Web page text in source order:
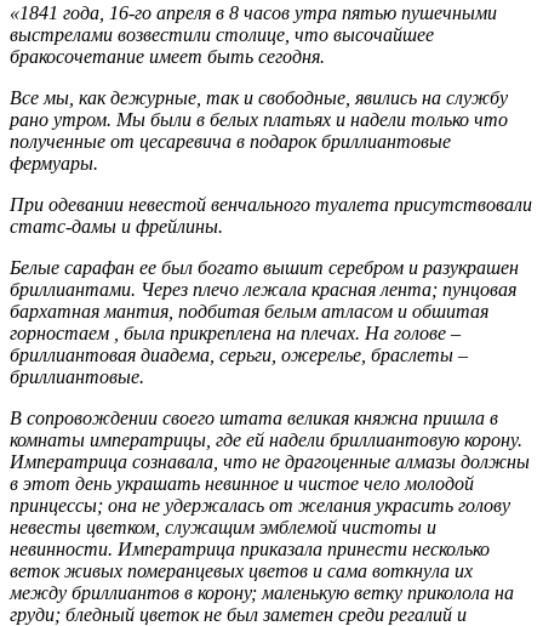
«1841 года, 16-го апреля в 8 часов утра пятью пушечными
выстрелами возвестили столице, что высочайшее
бракосочетание имеет быть сегодня.
Все мы, как дежурные, так и свободные, явились на службу
рано утром. Мы были в белых платьях и надели только что
полученные от цесаревича в подарок бриллиантовые
фермуары.
При одевании невестой венчального туалета присутствовали
статс-дамы и фрейлины.
Белые сарафан ее был богато вышит серебром и разукрашен
бриллиантами. Через плечо лежала красная лента; пунцовая
бархатная мантия, подбитая белым атласом и обшитая
горностаем , была прикреплена на плечах. На голове –
бриллиантовая диадема, серьги, ожерелье, браслеты –
бриллиантовые.
В сопровождении своего штата великая княжна пришла в
комнаты императрицы, где ей надели бриллиантовую корону.
Императрица сознавала, что не драгоценные алмазы должны
в этот день украшать невинное и чистое чело молодой
принцессы; она не удержалась от желания украсить голову
невесты цветком, служащим эмблемой чистоты и
невинности. Императрица приказала принести несколько
веток живых померанцевых цветов и сама воткнула их
между бриллиантов в корону; маленькую ветку приколола на
груди; бледный цветок не был заметен среди регалий и